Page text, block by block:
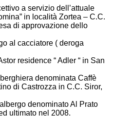
a servizio dell’attuale
in località Zortea – C.C.
di approvazione dello
al cacciatore ( deroga
residence “ Adler “ in San
denominata Caffè
di Castrozza in C.C. Siror,
denominato Al Prato
ultimato nel 2008.